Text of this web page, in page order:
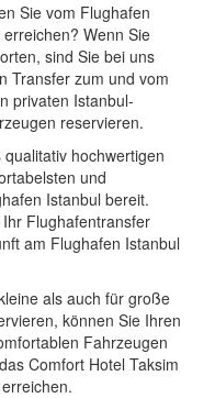
Sie vom Flughafen
Wenn Sie
sind Sie bei uns
Transfer zum und vom
privaten Istanbul-
reservieren.
hochwertigen
und
Istanbul bereit.
Flughafentransfer
am Flughafen Istanbul
als auch für große
können Sie Ihren
Fahrzeugen
Comfort Hotel Taksim